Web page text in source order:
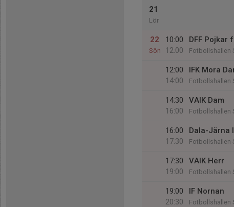
21
Lör
22
Sön
10:00
12:00
DFF Pojkar
Fotbollshallen
12:00
14:00
IFK Mora
Fotbollshallen
14:30
16:00
VAIK Dam
Fotbollshallen
16:00
17:30
Dala-Järna
Fotbollshallen
17:30
19:00
VAIK Herr
Fotbollshallen
19:00
20:30
IF Nornan
Fotbollshallen